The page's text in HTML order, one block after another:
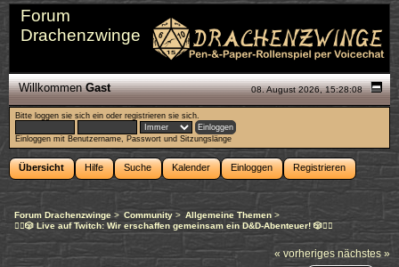
Forum
Drachenzwinge
08. August 2026, 15:28:08
WillkommenGast
Bitte loggen sie sich ein oderregistrieren sie sich.
Einloggen mit Benutzername, Passwort und Sitzungslänge
Übersicht Hilfe Suche Kalender Einloggen Registrieren
Forum Drachenzwinge > Community> Allgemeine Themen>
🧙‍♂️🎲 Live auf Twitch: Wir erschaffen gemeinsam ein D&D-Abenteuer! 🎲🧛‍♀️
« vorheriges nächstes »